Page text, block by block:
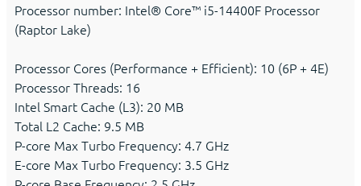
Processor number: Intel® Core™ i5-14400F Processor
(Raptor Lake)
Processor Cores (Performance + Efficient): 10 (6P + 4E)
Processor Threads: 16
Intel Smart Cache (L3): 20 MB
Total L2 Cache: 9.5 MB
P-core Max Turbo Frequency: 4.7 GHz
E-core Max Turbo Frequency: 3.5 GHz